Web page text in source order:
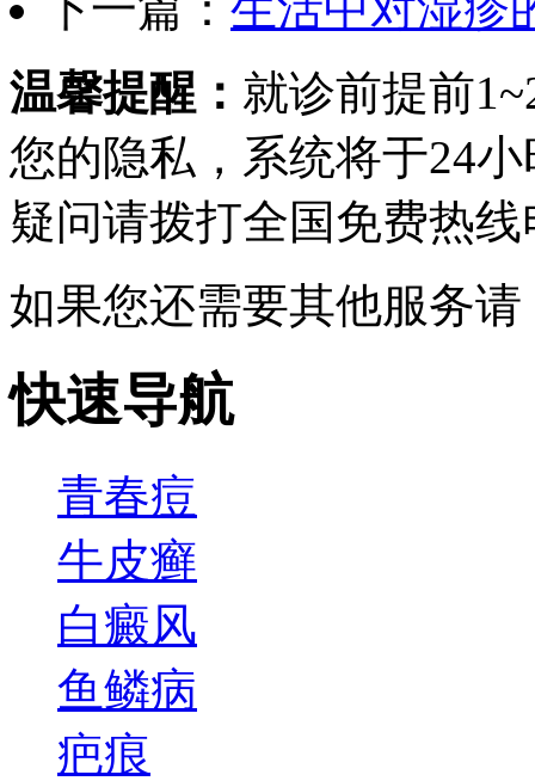
温馨提醒： 就诊前提前
您的隐私，系统将于24
疑问请拨打全国免费热线
如果您还需要其他服务
快速导航
青春痘
牛皮癣
白癜风
鱼鳞病
疤痕